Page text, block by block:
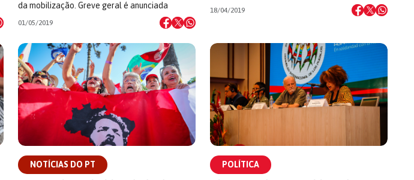
da mobilização. Greve geral é anunciada
01/05/2019
18/04/2019
NOTÍCIAS DO PT POLÍTICA